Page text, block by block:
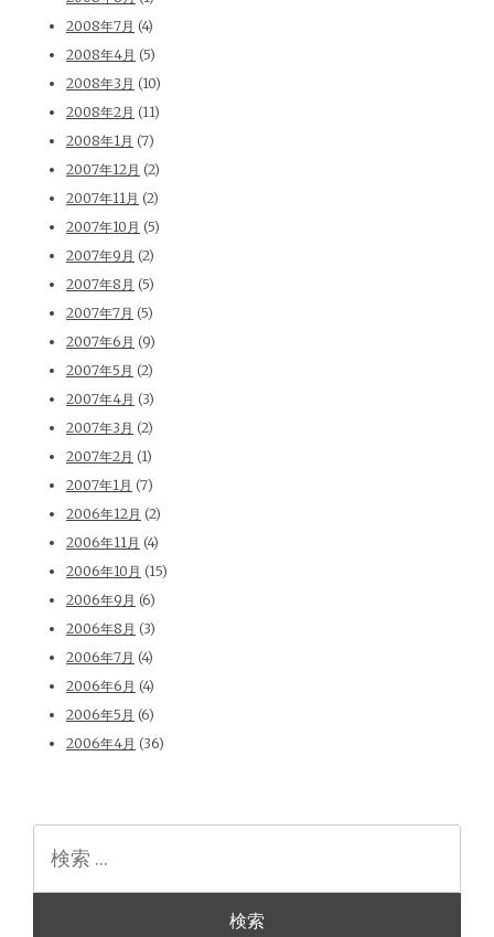
2008年7月 (4)
2008年4月 (5)
2008年3月 (10)
2008年2月 (11)
2008年1月 (7)
2007年12月 (2)
2007年11月 (2)
2007年10月 (5)
2007年9月 (2)
2007年8月 (5)
2007年7月 (5)
2007年6月 (9)
2007年5月 (2)
2007年4月 (3)
2007年3月 (2)
2007年2月 (1)
2007年1月 (7)
2006年12月 (2)
2006年11月 (4)
2006年10月 (15)
2006年9月 (6)
2006年8月 (3)
2006年7月 (4)
2006年6月 (4)
2006年5月 (6)
2006年4月 (36)